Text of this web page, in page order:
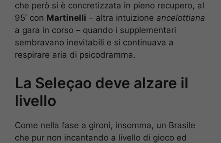
che però si è concretizzata in pieno recupero, al
95′ con Martinelli – altra intuizione ancelottiana
a gara in corso – quando i supplementari
sembravano inevitabili e si continuava a
respirare aria di psicodramma.
La Seleçao deve alzare il
livello
Come nella fase a gironi, insomma, un Brasile
che pur non incantando a livello di gioco ed